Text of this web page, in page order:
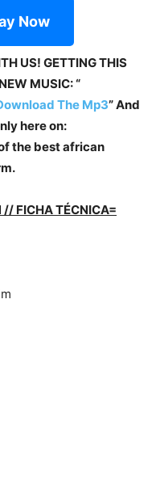
Now
US! GETTING THIS
MUSIC: “
The Mp3”And
here on:
the best african
FICHA TÉCNICA=